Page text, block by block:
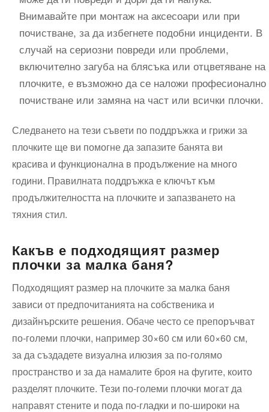
Внимавайте при монтаж на аксесоари или при
почистване, за да избегнете подобни инциденти. В
случай на сериозни повреди или проблеми,
включително загуба на блясъка или отцветяване на
плочките, е възможно да се наложи професионално
почистване или замяна на част или всички плочки.
Следването на тези съвети по поддръжка и грижи за
плочките ще ви помогне да запазите банята ви
красива и функционална в продължение на много
години. Правилната поддръжка е ключът към
продължителността на плочките и запазването на
тяхния стил.
Какъв е подходящият размер
плочки за малка баня?
Подходящият размер на плочките за малка баня
зависи от предпочитанията на собственика и
дизайнърските решения. Обаче често се препоръчват
по-големи плочки, например 30×60 см или 60×60 см,
за да създадете визуална илюзия за по-голямо
пространство и за да намалите броя на фугите, които
разделят плочките. Тези по-големи плочки могат да
направят стените и пода по-гладки и по-широки на